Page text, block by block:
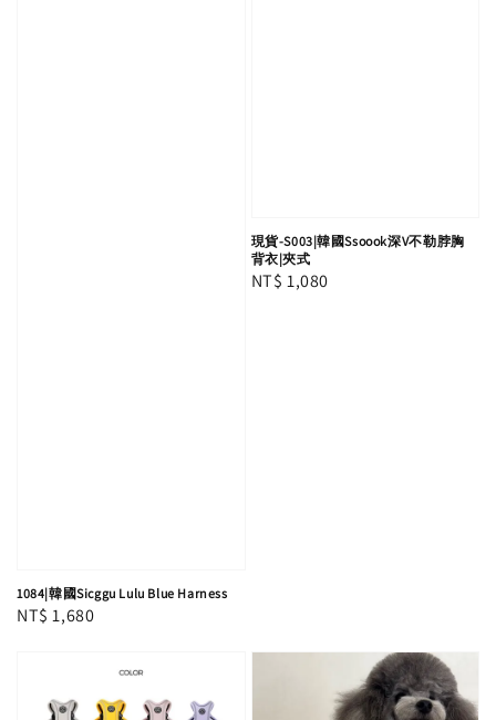
1084|韓國Sicggu Lulu Blue Harness
Regular
NT$ 1,680
現貨-S003|韓國Ssoook深V不勒脖胸
背衣|夾式
Regular
NT$ 1,080